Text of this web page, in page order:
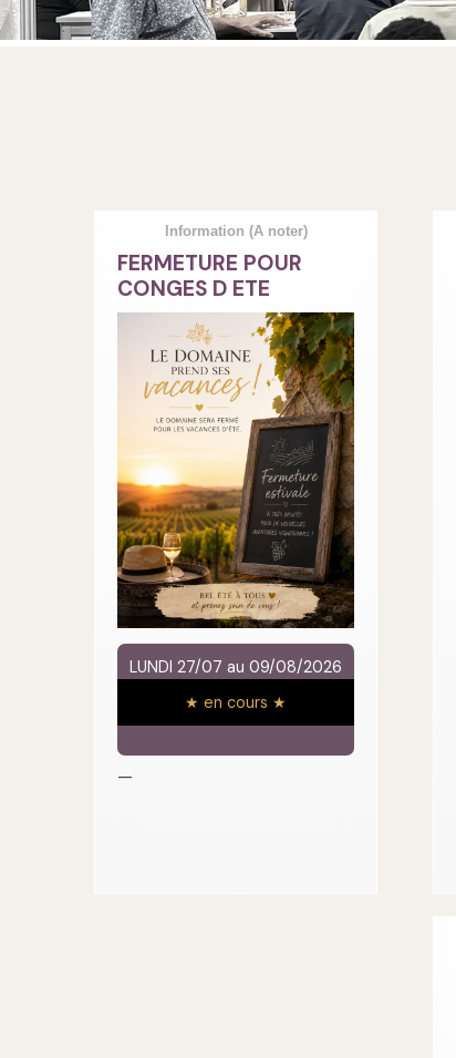
Information (A noter)
FERMETURE POUR
CONGES D ETE
LUNDI 27/07 au 09/08/2026
★ en cours ★
—